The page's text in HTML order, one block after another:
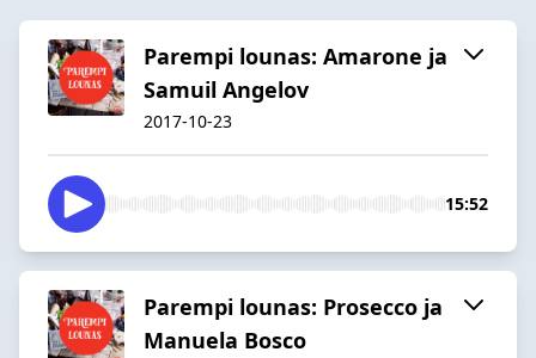
Parempi lounas: Amarone ja
Samuil Angelov
2017-10-23
15:52
Parempi lounas: Prosecco ja
Manuela Bosco